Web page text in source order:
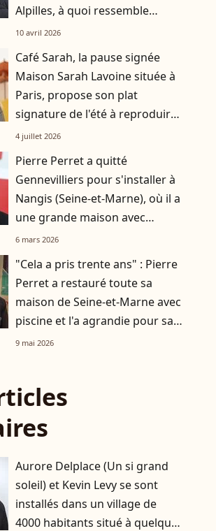
Alpilles, à quoi ressemble
l'intérieur de sa maison ?
10 avril 2026
Café Sarah, la pause signée
Maison Sarah Lavoine située à
Paris, propose son plat
signature de l'été à reproduire
à la maison
4 juillet 2026
Pierre Perret a quitté
Gennevilliers pour s'installer à
Nangis (Seine-et-Marne), où il a
une grande maison avec
piscine
6 mars 2026
"Cela a pris trente ans" : Pierre
Perret a restauré toute sa
maison de Seine-et-Marne avec
piscine et l'a agrandie pour sa
femme Rebecca
9 mai 2026
Aurore Delplace (Un si grand
soleil) et Kevin Levy se sont
installés dans un village de
4000 habitants situé à quelques